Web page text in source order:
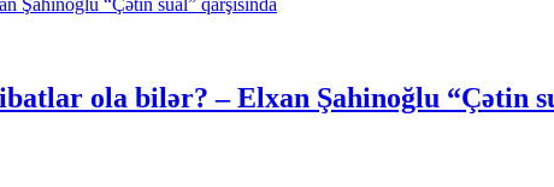
ola bilər? – Elxan Şahinoğlu “Çətin